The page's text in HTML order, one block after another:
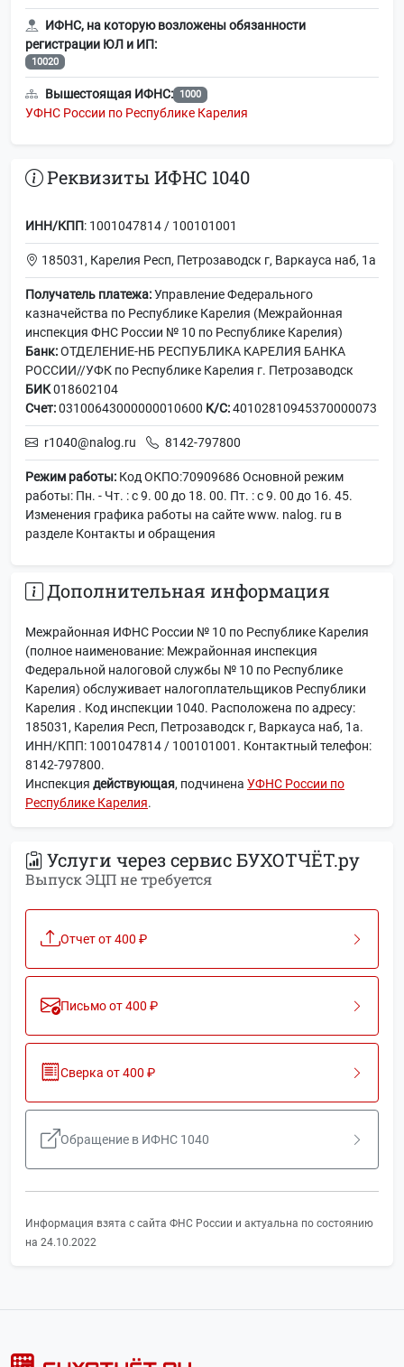
ИФНС, на которую возложены обязанности
регистрации ЮЛ и ИП:
10020
Вышестоящая ИФНС: 1000
УФНС России по Республике Карелия
Реквизиты ИФНС 1040
ИНН/КПП: 1001047814 / 100101001
185031, Карелия Респ, Петрозаводск г, Варкауса наб, 1а
Получатель платежа:Управление Федерального
казначейства по Республике Карелия (Межрайонная
инспекция ФНС России № 10 по Республике Карелия)
Банк:ОТДЕЛЕНИЕ-НБ РЕСПУБЛИКА КАРЕЛИЯ БАНКА
РОССИИ//УФК по Республике Карелия г. Петрозаводск
БИК018602104
Счет:03100643000000010600 К/С:40102810945370000073
r1040@nalog.ru 8142-797800
Режим работы: Код ОКПО:70909686 Основной режим
работы: Пн. - Чт. : с 9. 00 до 18. 00. Пт. : с 9. 00 до 16. 45.
Изменения графика работы на сайте www. nalog. ru в
разделе Контакты и обращения
Дополнительная информация
Межрайонная ИФНС России № 10 по Республике Карелия
(полное наименование: Межрайонная инспекция
Федеральной налоговой службы № 10 по Республике
Карелия) обслуживает налогоплательщиков Республики
Карелия . Код инспекции 1040. Расположена по адресу:
185031, Карелия Респ, Петрозаводск г, Варкауса наб, 1а.
ИНН/КПП: 1001047814 / 100101001. Контактный телефон:
8142-797800.
Инспекция действующая, подчинена УФНС России по
Республике Карелия.
Услуги через сервис БУХОТЧЁТ.ру
Выпуск ЭЦП не требуется
Отчет от 400 ₽
Письмо от 400 ₽
Сверка от 400 ₽
Обращение в ИФНС 1040
Информация взята с сайта ФНС России и актуальна по состоянию
на 24.10.2022